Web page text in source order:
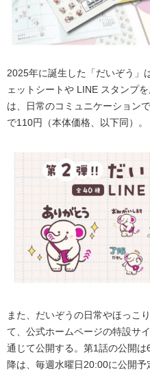
2025年に誕生した「だいぞう」
ェットシートや LINE スタンプ
は、日常のコミュニケーション
で110円（本体価格、以下同）。
また、だいぞうの日常やほっこ
て、公式ホームページの特設サ
通じて公開する。第1話の公開
降は、毎週水曜日20:00に公開予